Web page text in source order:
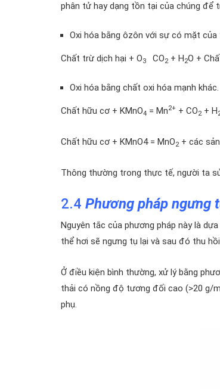
phân tử hay dạng tồn tại của chúng để
Oxi hóa bằng ôzôn với sự có mặt
Chất trừ dịch hại + O3 CO2 + H2O +
Oxi hóa bằng chất oxi hóa mạnh khác.
Chất hữu cơ + KMnO4 = Mn2+ + CO2 + H
Chất hữu cơ + KMnO4 = MnO2 + các
Thông thường trong thực tế, người ta
2.4 Phương pháp ngưng
Nguyên tắc của phương pháp này là
thể hơi sẽ ngưng tụ lại và sau đó thu
Ở điều kiện bình thường, xử lý bằng
thải có nồng độ tương đối cao (>20 g/m
phụ.